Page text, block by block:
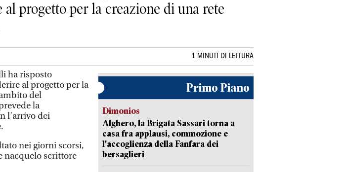
progetto per la creazione di una rete
1 MINUTI DI LETTURA
ha risposto
al progetto per la
del
la
l’arrivo dei
nei giorni scorsi,
nacquelo scrittore
Primo Piano
Dimonios
Alghero, la Brigata Sassari torna a
casa fra applausi, commozione e
l'accoglienza della Fanfara dei
bersaglieri